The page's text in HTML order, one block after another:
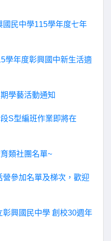
國民中學115學年度七年
學年度彰興國中新生活適
學藝活動通知
S型編班作業即將在
類社團名單~
參加名單及梯次，歡迎
彰興國民中學 創校30週年